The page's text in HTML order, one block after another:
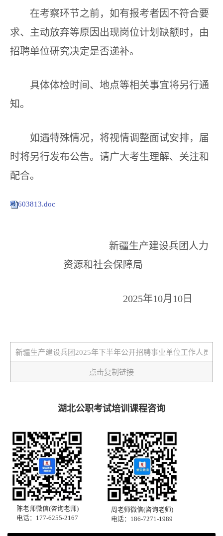
在考察环节之前，如有报考者因不符合要
求、主动放弃等原因出现岗位计划缺额时，由
招聘单位研究决定是否递补。
具体体检时间、地点等相关事宜将另行通
知。
如遇特殊情况，将视情调整面试安排，届
时将另行发布公告。请广大考生理解、关注和
配合。
603813.doc
新疆生产建设兵团人力
资源和社会保障局
2025年10月10日
点击复制链接
湖北公职考试培训课程咨询
陈老师微信(咨询老师)
电话：177-6255-2167
周老师微信(咨询老师)
电话：186-7271-1989